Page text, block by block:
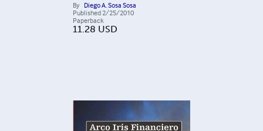
By Diego A. Sosa Sosa
Published 2/25/2010
Paperback
11.28 USD